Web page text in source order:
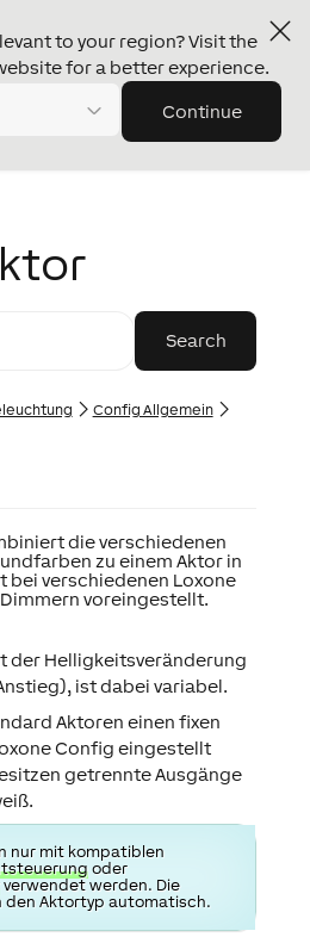
to your region? Visit the
for a better experience.
Continue
Config Allgemein
die verschiedenen
zu einem Aktor in
bei verschiedenen Loxone
voreingestellt.
der Helligkeitsveränderung
ist dabei variabel.
Aktoren einen fixen
Config eingestellt
getrennte Ausgänge
nur mit kompatiblen
oder
verwendet werden. Die
den Aktortyp automatisch.